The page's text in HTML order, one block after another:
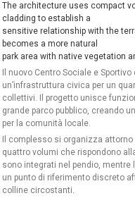
The architecture uses compact
cladding to establish a
sensitive relationship with the
becomes a more natural
park area with native vegetation
Il nuovo Centro Sociale e
un’infrastruttura civica per un
collettivi. Il progetto unisce
grande parco pubblico, creando
per la comunità locale.
Il complesso si organizza
quattro volumi che rispondono
sono integrati nel pendio,
un punto di riferimento discreto
colline circostanti.